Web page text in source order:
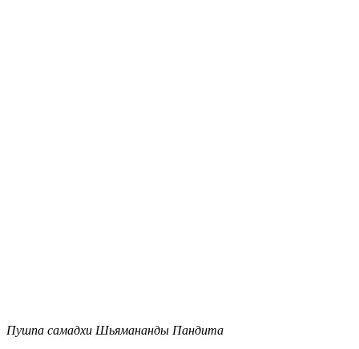
Пушпа самадхи Шьямананды Пандита